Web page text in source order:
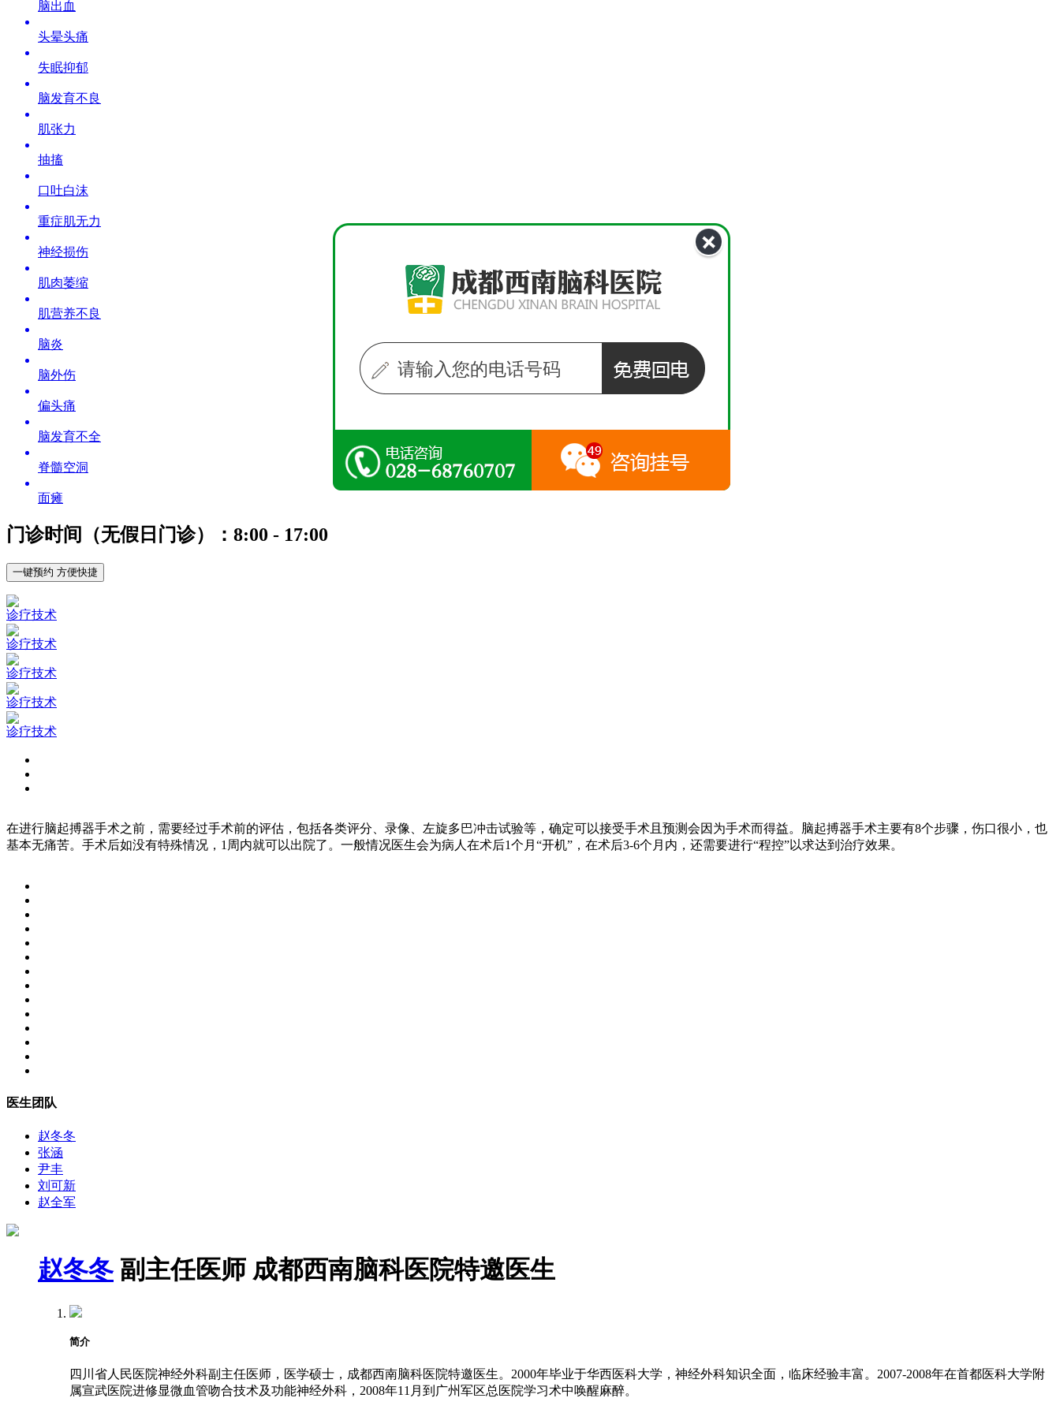
脑出血
头晕头痛
失眠抑郁
脑发育不良
肌张力
抽搐
口吐白沫
重症肌无力
神经损伤
肌肉萎缩
肌营养不良
脑炎
脑外伤
偏头痛
脑发育不全
脊髓空洞
面瘫
门诊时间（无假日门诊）：8:00 - 17:00
一键预约 方便快捷
诊疗技术
诊疗技术
诊疗技术
诊疗技术
诊疗技术
在进行脑起搏器手术之前，需要经过手术前的评估，包括各类评分、录像、左旋多巴冲击试验等，确定可以接受手术且预测会因为手术而得益。脑起搏器手术主要有8个步骤，伤口很小，也
基本无痛苦。手术后如没有特殊情况，1周内就可以出院了。一般情况医生会为病人在术后1个月“开机”，在术后3-6个月内，还需要进行“程控”以求达到治疗效果。
医生团队
赵冬冬
张涵
尹丰
刘可新
赵全军
赵冬冬 副主任医师 成都西南脑科医院特邀医生
简介
四川省人民医院神经外科副主任医师，医学硕士，成都西南脑科医院特邀医生。2000年毕业于华西医科大学，神经外科知识全面，临床经验丰富。2007-2008年在首都医科大学附
属宣武医院进修显微血管吻合技术及功能神经外科，2008年11月到广州军区总医院学习术中唤醒麻醉。